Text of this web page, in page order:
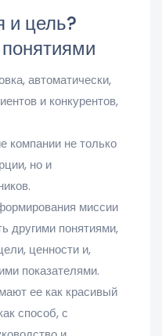
и цель?
автоматически,
и конкурентов,
компании не только
но и
миссии
другими понятиями,
ценности и,
показателями.
ее как красивый
способ, с